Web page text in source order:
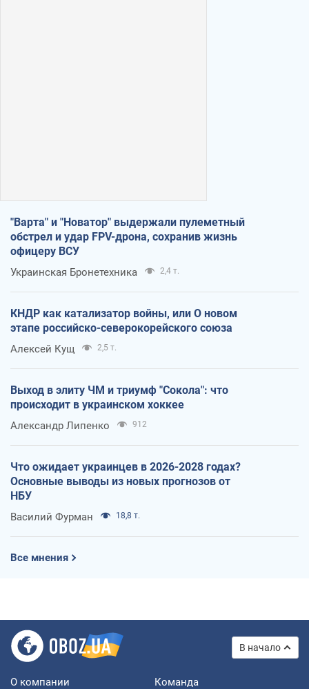
"Варта" и "Новатор" выдержали пулеметный
обстрел и удар FPV-дрона, сохранив жизнь
офицеру ВСУ
Украинская Бронетехника 2,4 т.
КНДР как катализатор войны, или О новом
этапе российско-северокорейского союза
Алексей Кущ 2,5 т.
Выход в элиту ЧМ и триумф "Сокола": что
происходит в украинском хоккее
Александр Липенко 912
Что ожидает украинцев в 2026-2028 годах?
Основные выводы из новых прогнозов от
НБУ
Василий Фурман 18,8 т.
Все мнения
В начало
О компании Команда